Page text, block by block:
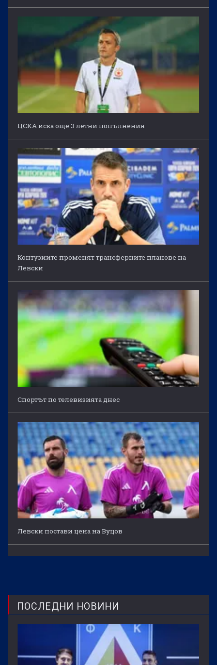
ЦСКА иска още 3 летни попълнения
Контузиите променят трансферните планове на
Левски
Спортът по телевизията днес
Левски постави цена на Вуцов
ПОСЛЕДНИ НОВИНИ